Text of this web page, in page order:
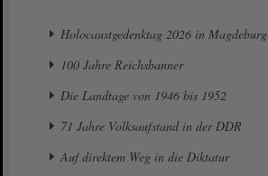
Holocaustgedenktag 2026 in Magdeburg
100 Jahre Reichsbanner
Die Landtage von 1946 bis 1952
71 Jahre Volksaufstand in der DDR
Auf direktem Weg in die Diktatur